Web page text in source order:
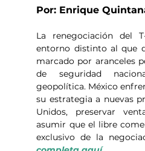
Por: Enrique
La renegociación del
entorno distinto al que
marcado por aranceles
de seguridad
geopolítica. México
su estrategia a nuevas
Unidos, preservar
asumir que el libre
exclusivo de la